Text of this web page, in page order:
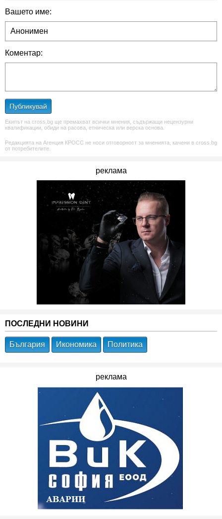
Вашето име:
Коментар:
Публикувай
Екипът на cross.bg ще премахват всички мнения, съдържащи нецензурни
квалификации, обиди на расова, етническа или верска основа.
Редакцията на Агенция КРОСС не носи отговорност за мненията, качени в cross.bg
от потребителите.
реклама
ПОСЛЕДНИ НОВИНИ
България Икономика Политика
реклама